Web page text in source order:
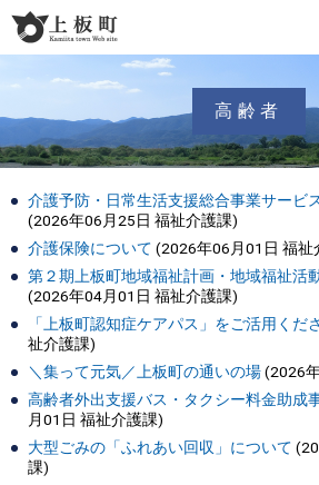
高齢者
介護予防・日常生活支援総合事業サービ
(2026年06月25日 福祉介護課)
介護保険について (2026年06月01日 福祉
第２期上板町地域福祉計画・地域福祉活
(2026年04月01日 福祉介護課)
「上板町認知症ケアパス」をご活用くだ
祉介護課)
＼集って元気／上板町の通いの場(2026
高齢者外出支援バス・タクシー料金助成
月01日 福祉介護課)
大型ごみの「ふれあい回収」について (
課)